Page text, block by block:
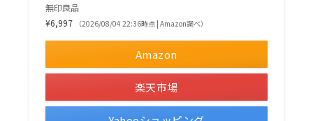
無印良品
¥6,997
（2026/08/04 22:36時点 | Amazon調べ）
Amazon
楽天市場